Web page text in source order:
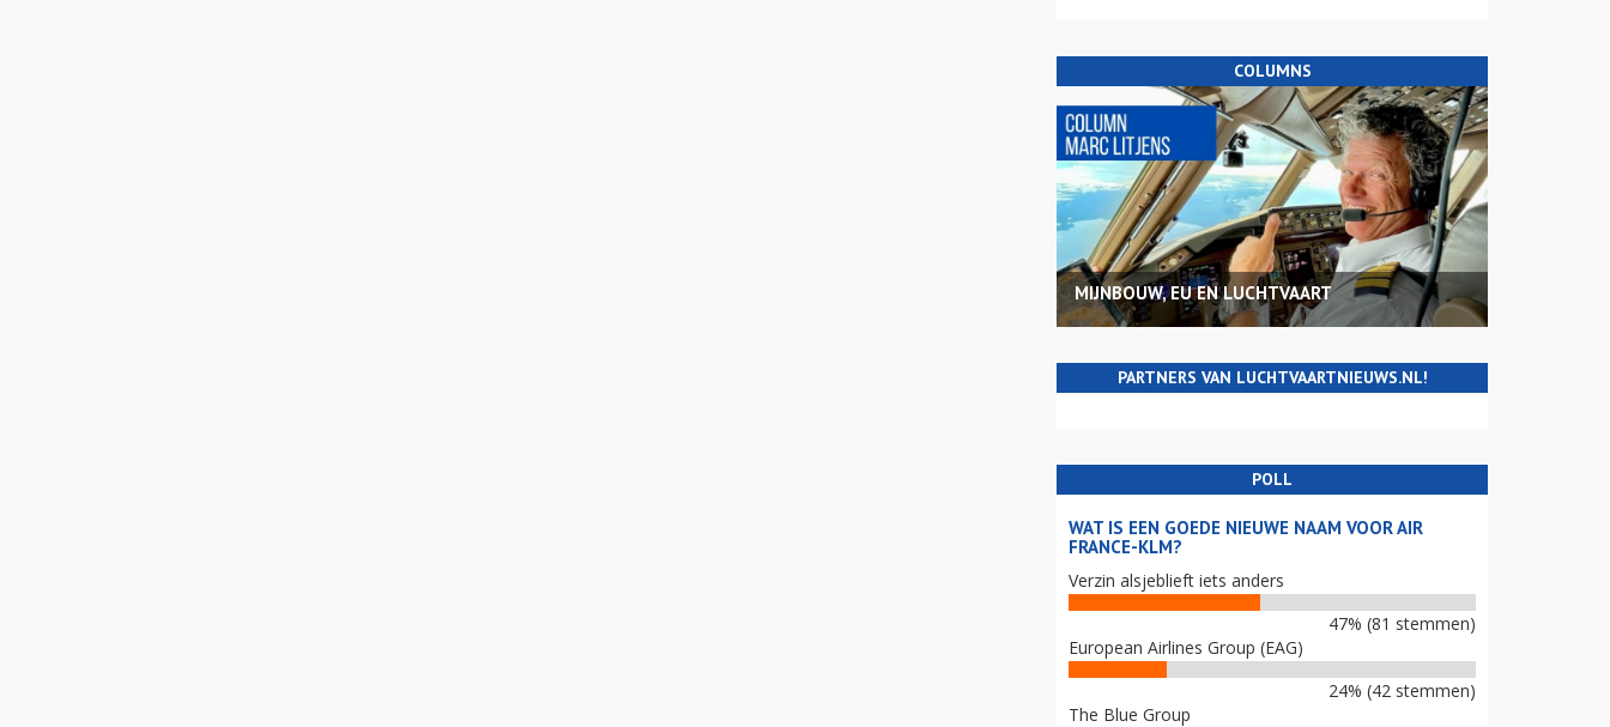
COLUMNS
MIJNBOUW, EU EN LUCHTVAART
PARTNERS VAN LUCHTVAARTNIEUWS.NL!
POLL
WAT IS EEN GOEDE NIEUWE NAAM VOOR AIR
FRANCE-KLM?
Verzin alsjeblieft iets anders
47% (81 stemmen)
European Airlines Group (EAG)
24% (42 stemmen)
The Blue Group